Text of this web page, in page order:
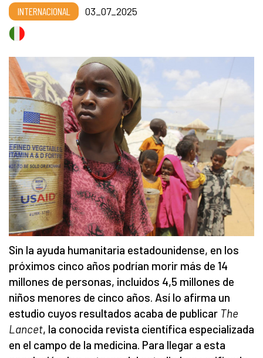
INTERNACIONAL 03_07_2025
Sin la ayuda humanitaria estadounidense, en los
próximos cinco años podrían morir más de 14
millones de personas, incluidos 4,5 millones de
niños menores de cinco años. Así lo afirma un
estudio cuyos resultados acaba de publicar The
Lancet, la conocida revista científica especializada
en el campo de la medicina. Para llegar a esta